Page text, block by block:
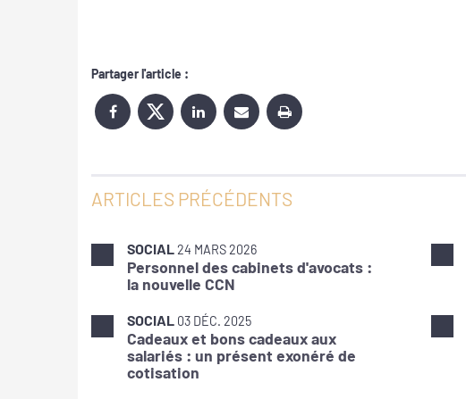
Partager l'article :
ARTICLES PRÉCÉDENTS
SOCIAL24 MARS 2026
Personnel des cabinets d'avocats :
la nouvelle CCN
SOCIAL 03 DÉC. 2025
Cadeaux et bons cadeaux aux
salariés : un présent exonéré de
cotisation